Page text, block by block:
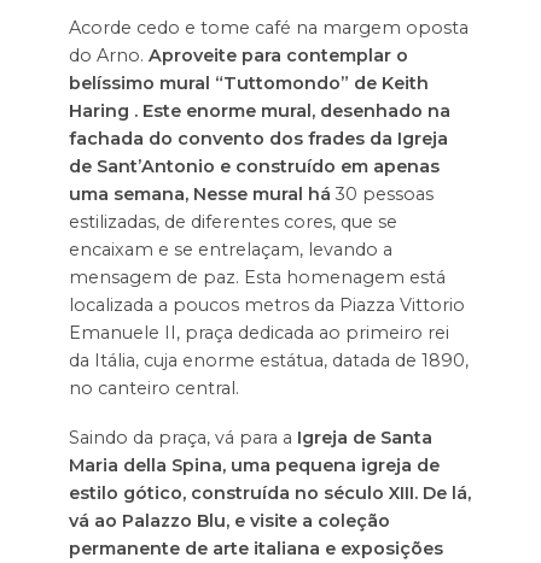
Acorde cedo e tome café na margem oposta
do Arno. Aproveite para contemplar o
belíssimo mural “Tuttomondo” de Keith
Haring . Este enorme mural, desenhado na
fachada do convento dos frades da Igreja
de Sant’Antonio e construído em apenas
uma semana, Nesse mural há30 pessoas
estilizadas, de diferentes cores, que se
encaixam e se entrelaçam, levando a
mensagem de paz. Esta homenagem está
localizada a poucos metros da Piazza Vittorio
Emanuele II, praça dedicada ao primeiro rei
da Itália, cuja enorme estátua, datada de 1890,
no canteiro central.
Saindo da praça, vá para a Igreja de Santa
Maria della Spina, uma pequena igreja de
estilo gótico, construída no século XIII. De lá,
vá ao Palazzo Blu, e visite a coleção
permanente de arte italiana e exposições